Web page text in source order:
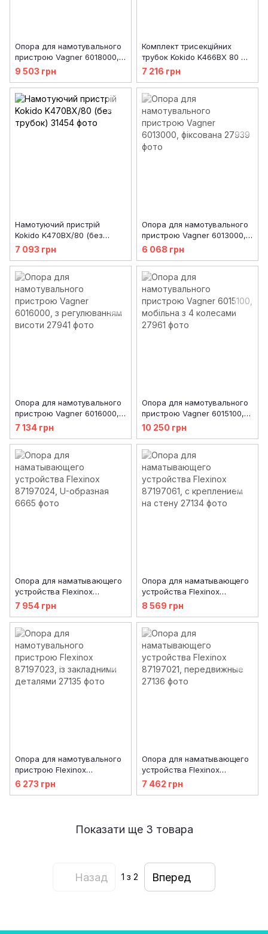
Опора для намотувального
пристрою Vagner 6018000, з
шарніром
9 503 грн
Комплект трисекційних
трубок Kokido K466BX 80 мм
(490-645 см)
7 216 грн
Намотуючий пристрій
Kokido K470BX/80 (без
трубок)
7 093 грн
Опора для намотувального
пристрою Vagner 6013000,
фіксована
6 068 грн
Опора для намотувального
пристрою Vagner 6016000, з
регулюванням висоти
7 134 грн
Опора для намотувального
пристрою Vagner 6015100,
мобільна з 4 колесами
10 250 грн
Опора для наматывающего
устройства Flexinox
87197024, U-образная
7 954 грн
Опора для наматывающего
устройства Flexinox
87197061, с креплением на
8 569 грн
Опора для намотувального
пристрою Flexinox
87197023, із закладними
деталями
6 273 грн
Опора для наматывающего
устройства Flexinox
87197021, передвижные
7 462 грн
Показати ще 3 товара
Назад 1 з 2 Вперед